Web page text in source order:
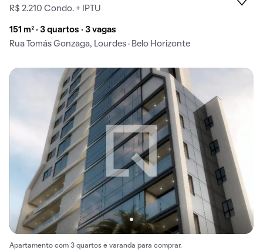
R$ 2.210 Condo. + IPTU
151 m² · 3 quartos · 3 vagas
Rua Tomás Gonzaga, Lourdes · Belo Horizonte
Apartamento com 3 quartos e varanda para comprar.